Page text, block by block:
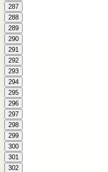
287
288
289
290
291
292
293
294
295
296
297
298
299
300
301
302